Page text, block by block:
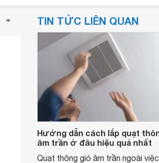
TIN TỨC LIÊN QUAN
Hướng dẫn cách lắp quạt
âm trần ở đâu hiệu quả nhất
Quạt thông gió âm trần ngoài